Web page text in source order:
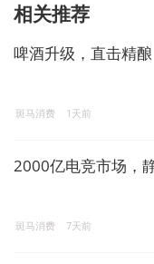
相关推荐
啤酒升级，直击精酿
斑马消费 1天前
2000亿电竞市场，
斑马消费 7天前